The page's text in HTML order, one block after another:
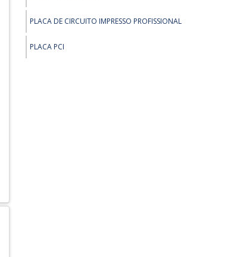
PLACA DE CIRCUITO IMPRESSO PROFISSIONAL
PLACA PCI